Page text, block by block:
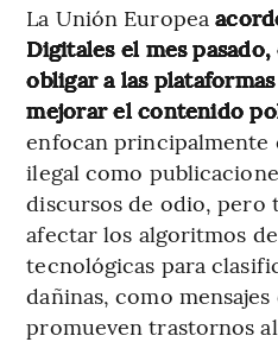
La Unión Europea
Digitales el mes
obligar a las
mejorar el contenido
enfocan
ilegal como
discursos de odio, pero
afectar los algoritmos
tecnológicas para
dañinas, como
promueven trastornos